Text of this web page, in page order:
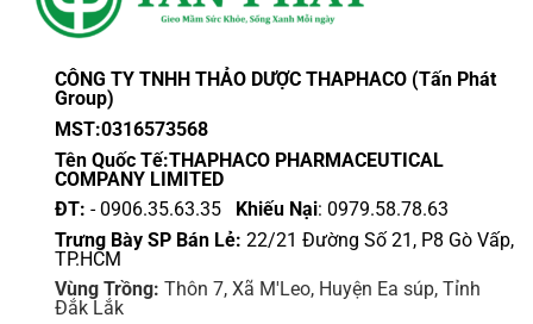
CÔNG TY TNHH THẢO DƯỢC THAPHACO (Tấn Phát
Group)
MST:0316573568
Tên Quốc Tế:THAPHACO PHARMACEUTICAL
COMPANY LIMITED
ĐT: - 0906.35.63.35 Khiếu Nại: 0979.58.78.63
Trưng Bày SP Bán Lẻ: 22/21 Đường Số 21, P8 Gò Vấp,
TP.HCM
Vùng Trồng: Thôn 7, Xã M'Leo, Huyện Ea súp, Tỉnh
Đắk Lắk